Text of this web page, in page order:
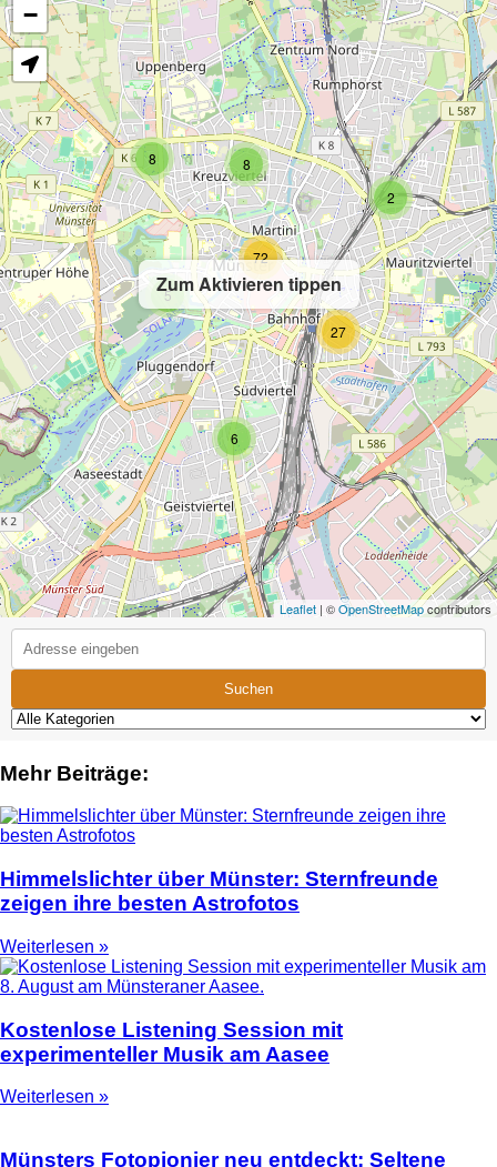
Zum Aktivieren tippen
2
8
6
8
27
5
72
−
Leaflet | ©OpenStreetMapcontributors
Suchen
Mehr Beiträge:
Himmelslichter über Münster: Sternfreunde
zeigen ihre besten Astrofotos
Weiterlesen »
Kostenlose Listening Session mit
experimenteller Musik am Aasee
Weiterlesen »
Münsters Fotopionier neu entdeckt: Seltene